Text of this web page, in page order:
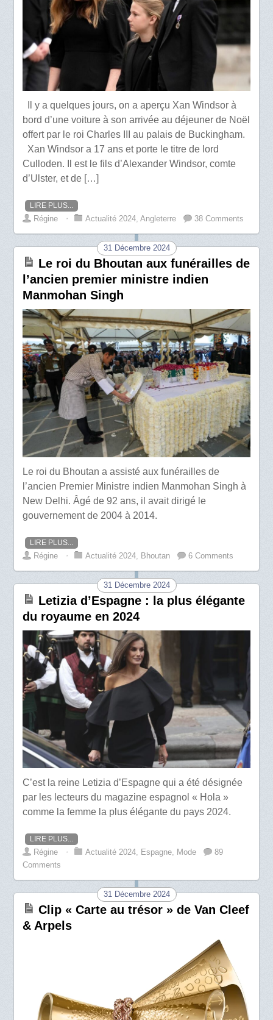
Il y a quelques jours, on a aperçu Xan Windsor à
bord d’une voiture à son arrivée au déjeuner de Noël
offert par le roi Charles III au palais de Buckingham.
Xan Windsor a 17 ans et porte le titre de lord
Culloden. Il est le fils d’Alexander Windsor, comte
d’Ulster, et de […]
LIRE PLUS...
Régine ⋅ Actualité 2024,Angleterre 38 Comments
31 Décembre 2024
Le roi du Bhoutan aux funérailles de
l’ancien premier ministre indien
Manmohan Singh
Le roi du Bhoutan a assisté aux funérailles de
l’ancien Premier Ministre indien Manmohan Singh à
New Delhi. Âgé de 92 ans, il avait dirigé le
gouvernement de 2004 à 2014.
LIRE PLUS...
Régine ⋅ Actualité 2024 Bhoutan 6 Comments
31 Décembre 2024
Letizia d’Espagne : la plus élégante
du royaume en 2024
C’est la reine Letizia d’Espagne qui a été désignée
par les lecteurs du magazine espagnol « Hola »
comme la femme la plus élégante du pays 2024.
LIRE PLUS...
Régine ⋅ Actualité 2024, Espagne, Mode
89
Comments
31 Décembre 2024
Clip « Carte au trésor » de Van Cleef
& Arpels